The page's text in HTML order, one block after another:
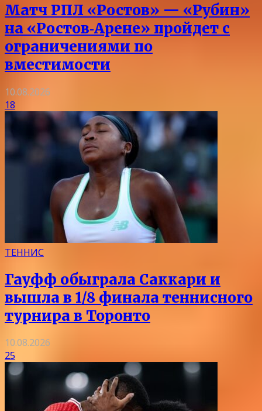
Матч РПЛ «Ростов» — «Рубин»
на «Ростов‑Арене» пройдет с
ограничениями по
вместимости
10.08.2026
18
ТЕННИС
Гауфф обыграла Саккари и
вышла в 1/8 финала теннисного
турнира в Торонто
10.08.2026
25